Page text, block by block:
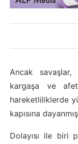
Ancak savaşlar,
kargaşa ve
hareketliliklerde
kapısına
Dolayısı ile biri